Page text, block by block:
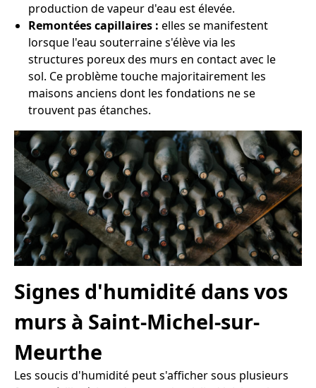
production de vapeur d'eau est élevée.
Remontées capillaires : elles se manifestent
lorsque l'eau souterraine s'élève via les
structures poreux des murs en contact avec le
sol. Ce problème touche majoritairement les
maisons anciens dont les fondations ne se
trouvent pas étanches.
Signes d'humidité dans vos
murs à Saint-Michel-sur-
Meurthe
Les soucis d'humidité peut s'afficher sous plusieurs